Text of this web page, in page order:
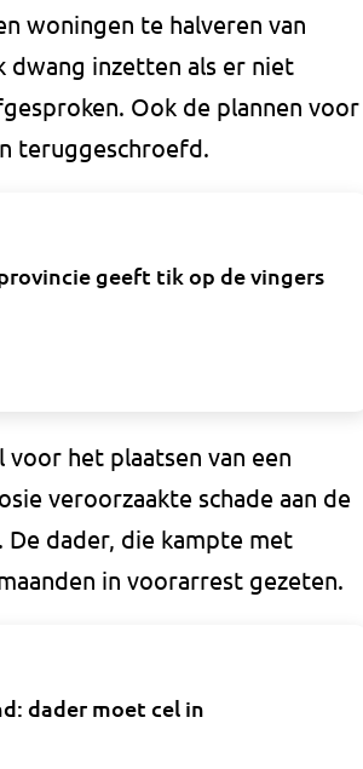
woningen te halveren van
dwang inzetten als er niet
Ook de plannen voor
teruggeschroefd.
geeft tik op de vingers
het plaatsen van een
veroorzaakte schade aan de
dader, die kampte met
in voorarrest gezeten.
dader moet cel in